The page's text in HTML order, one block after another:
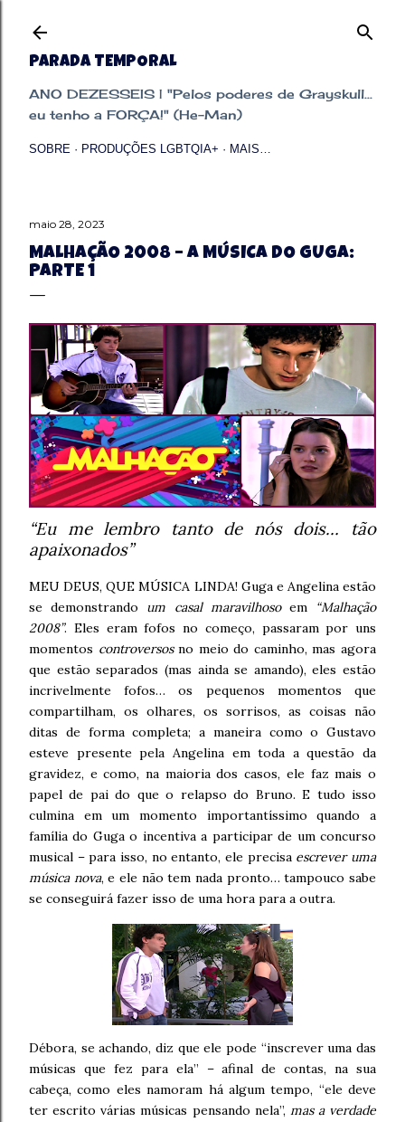
PARADA TEMPORAL
ANO DEZESSEIS | "Pelos poderes de Grayskull...
eu tenho a FORÇA!" (He-Man)
SOBRE PRODUÇÕES LGBTQIA+ MAIS…
maio 28, 2023
MALHAÇÃO 2008 – A MÚSICA DO GUGA:
PARTE 1
“Eu me lembro tanto de nós dois… tão
apaixonados”
MEU DEUS, QUE MÚSICA LINDA! Guga e Angelina estão
se demonstrando um casal maravilhosoem
“Malhação
2008”. Eles eram fofos no começo, passaram por uns
momentos controversosno meio do caminho, mas agora
que estão separados (mas ainda se amando), eles estão
incrivelmente fofos… os pequenos momentos que
compartilham, os olhares, os sorrisos, as coisas não
ditas de forma completa; a maneira como o Gustavo
esteve presente pela Angelina em toda a questão da
gravidez, e como, na maioria dos casos, ele faz mais o
papel de pai do que o relapso do Bruno. E tudo isso
culmina em um momento importantíssimo quando a
família do Guga o incentiva a participar de um concurso
musical – para isso, no entanto, ele precisa escrever uma
música nova, e ele não tem nada pronto… tampouco sabe
se conseguirá fazer isso de uma hora para a outra.
Débora, se achando, diz que ele pode “inscrever uma das
músicas que fez para ela” – afinal de contas, na sua
cabeça, como eles namoram há algum tempo, “ele deve
ter escrito várias músicas pensando nela”, mas a verdade